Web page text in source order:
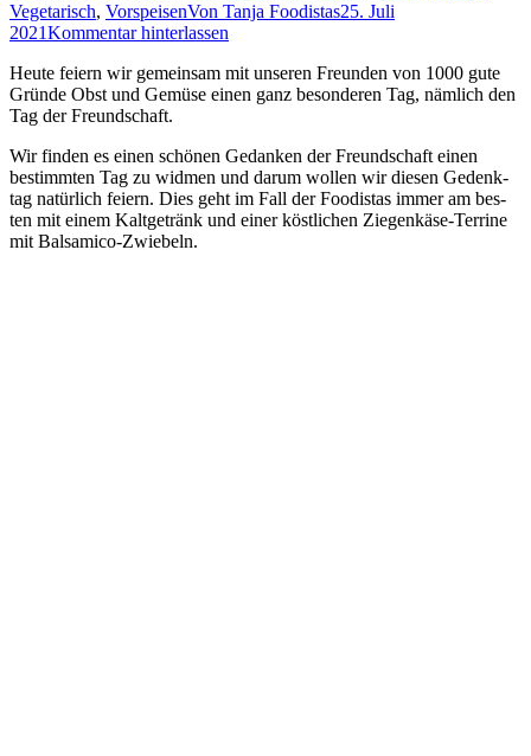
Vegetarisch, VorspeisenVon Tanja Foodistas25. Juli
2021Kommentar hinterlassen
Heu­te fei­ern wir gemein­sam mit unse­ren Freun­den von 1000 gute
Grün­de Obst und Gemü­se einen ganz beson­de­ren Tag, näm­lich den
Tag der Freundschaft.
Wir fin­den es einen schö­nen Gedan­ken der Freund­schaft einen
bestimm­ten Tag zu wid­men und dar­um wol­len wir die­sen Gedenk­
tag natür­lich fei­ern. Dies geht im Fall der Foo­di­stas immer am bes­
ten mit einem Kalt­ge­tränk und einer köst­li­chen Zie­gen­kä­se-Ter­ri­ne
mit Balsamico-Zwiebeln.